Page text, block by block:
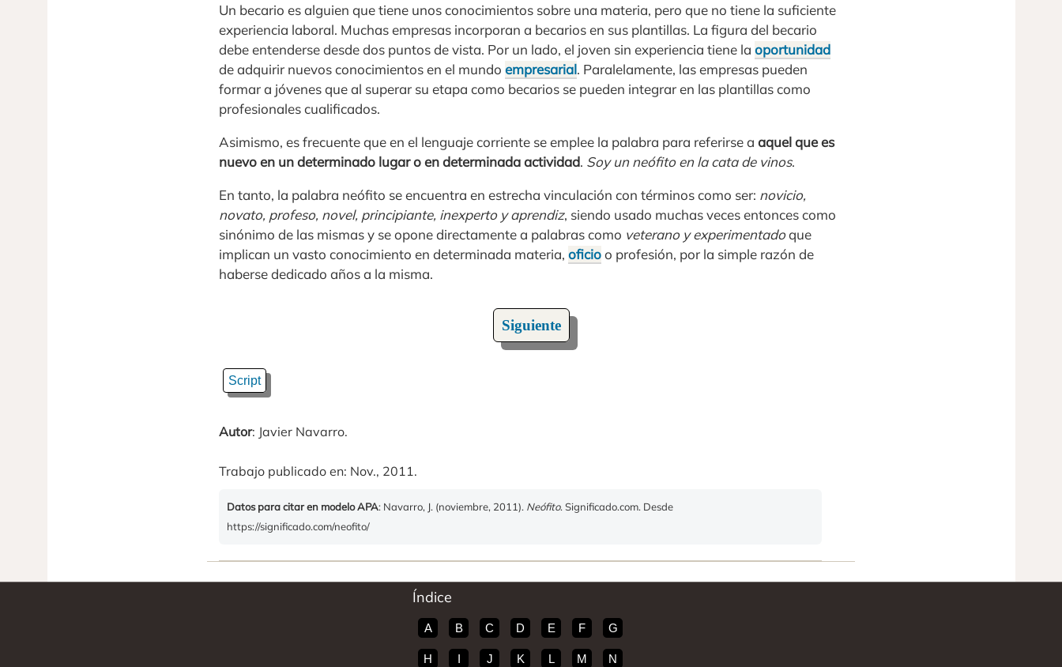
Un becario es alguien que tiene unos conocimientos sobre una materia, pero que no tiene la suficiente
experiencia laboral. Muchas empresas incorporan a becarios en sus plantillas. La figura del becario
debe entenderse desde dos puntos de vista. Por un lado, el joven sin experiencia tiene la oportunidad
de adquirir nuevos conocimientos en el mundo empresarial. Paralelamente, las empresas pueden
formar a jóvenes que al superar su etapa como becarios se pueden integrar en las plantillas como
profesionales cualificados.
Asimismo, es frecuente que en el lenguaje corriente se emplee la palabra para referirse a aquel que es
nuevo en un determinado lugar o en determinada actividad. Soy un neófito en la cata de vinos.
En tanto, la palabra neófito se encuentra en estrecha vinculación con términos como ser: novicio,
novato, profeso, novel, principiante, inexperto y aprendiz, siendo usado muchas veces entonces como
sinónimo de las mismas y se opone directamente a palabras como veterano y experimentadoque
implican un vasto conocimiento en determinada materia, oficioo profesión, por la simple razón de
haberse dedicado años a la misma.
Siguiente
Script
Autor: Javier Navarro.
Trabajo publicado en: Nov., 2011.
Datos para citar en modelo APA: Navarro, J. (noviembre, 2011). Neófito. Significado.com. Desde
https://significado.com/neofito/
Índice
A B C D E F G
H I J K L M N